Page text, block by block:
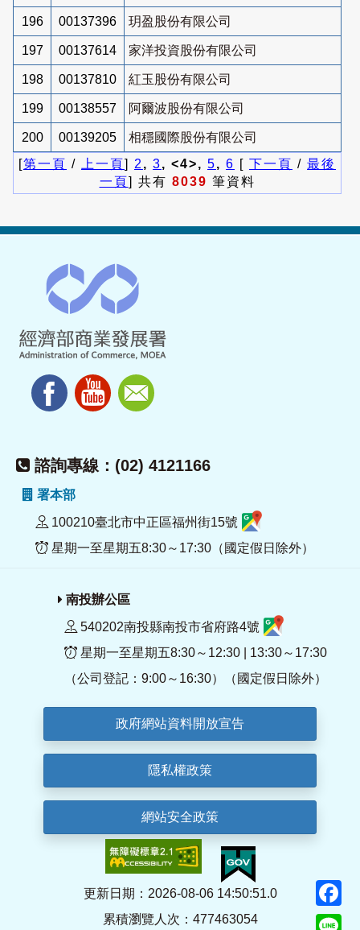
196 00137396 玥盈股份有限公司
197 00137614 家洋投資股份有限公司
198 00137810 紅玉股份有限公司
199 00138557 阿爾波股份有限公司
200 00139205
相穩國際股份有限公司
[第一頁 / 上一頁] 2 , 3, <4>, 5, 6 [ 下一頁 / 最後
一頁] 共有 8039 筆資料
諮詢專線：(02) 4121166
署本部
100210臺北市中正區福州街15號
星期一至星期五8:30～17:30（國定假日除外）
南投辦公區
540202南投縣南投市省府路4號
星期一至星期五8:30～12:30 | 13:30～17:30
（公司登記：9:00～16:30）（國定假日除外）
政府網站資料開放宣告
隱私權政策
網站安全政策
更新日期：2026-08-06 14:50:51.0
累積瀏覽人次：477463054